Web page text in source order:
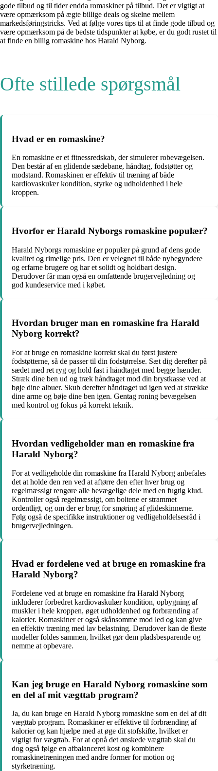
gode tilbud og til tider endda romaskiner på tilbud. Det er vigtigt at
være opmærksom på ægte billige deals og skelne mellem
markedsføringstricks. Ved at følge vores tips til at finde gode tilbud og
være opmærksom på de bedste tidspunkter at købe, er du godt rustet til
at finde en billig romaskine hos Harald Nyborg.
Ofte stillede spørgsmål
Hvad er en romaskine?
En romaskine er et fitnessredskab, der simulerer robevægelsen.
Den består af en glidende sædebane, håndtag, fodstøtter og
modstand. Romaskinen er effektiv til træning af både
kardiovaskulær kondition, styrke og udholdenhed i hele
kroppen.
Hvorfor er Harald Nyborgs romaskine populær?
Harald Nyborgs romaskine er populær på grund af dens gode
kvalitet og rimelige pris. Den er velegnet til både nybegyndere
og erfarne brugere og har et solidt og holdbart design.
Derudover får man også en omfattende brugervejledning og
god kundeservice med i købet.
Hvordan bruger man en romaskine fra Harald
Nyborg korrekt?
For at bruge en romaskine korrekt skal du først justere
fodstøtterne, så de passer til din fodstørrelse. Sæt dig derefter på
sædet med ret ryg og hold fast i håndtaget med begge hænder.
Stræk dine ben ud og træk håndtaget mod din brystkasse ved at
bøje dine albuer. Skub derefter håndtaget ud igen ved at strække
dine arme og bøje dine ben igen. Gentag roning bevægelsen
med kontrol og fokus på korrekt teknik.
Hvordan vedligeholder man en romaskine fra
Harald Nyborg?
For at vedligeholde din romaskine fra Harald Nyborg anbefales
det at holde den ren ved at aftørre den efter hver brug og
regelmæssigt rengøre alle bevægelige dele med en fugtig klud.
Kontroller også regelmæssigt, om boltene er strammet
ordentligt, og om der er brug for smøring af glideskinnerne.
Følg også de specifikke instruktioner og vedligeholdelsesråd i
brugervejledningen.
Hvad er fordelene ved at bruge en romaskine fra
Harald Nyborg?
Fordelene ved at bruge en romaskine fra Harald Nyborg
inkluderer forbedret kardiovaskulær kondition, opbygning af
muskler i hele kroppen, øget udholdenhed og forbrænding af
kalorier. Romaskiner er også skånsomme mod led og kan give
en effektiv træning med lav belastning. Derudover kan de fleste
modeller foldes sammen, hvilket gør dem pladsbesparende og
nemme at opbevare.
Kan jeg bruge en Harald Nyborg romaskine som
en del af mit vægttab program?
Ja, du kan bruge en Harald Nyborg romaskine som en del af dit
vægttab program. Romaskiner er effektive til forbrænding af
kalorier og kan hjælpe med at øge dit stofskifte, hvilket er
vigtigt for vægttab. For at opnå det ønskede vægttab skal du
dog også følge en afbalanceret kost og kombinere
romaskinetræningen med andre former for motion og
styrketræning.